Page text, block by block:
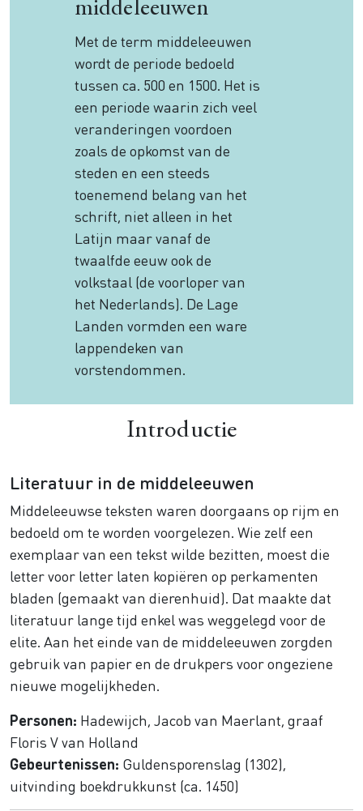
middeleeuwen
Met de term middeleeuwen
wordt de periode bedoeld
tussen ca. 500 en 1500. Het is
een periode waarin zich veel
veranderingen voordoen
zoals de opkomst van de
steden en een steeds
toenemend belang van het
schrift, niet alleen in het
Latijn maar vanaf de
twaalfde eeuw ook de
volkstaal (de voorloper van
het Nederlands). De Lage
Landen vormden een ware
lappendeken van
vorstendommen.
Introductie
Literatuur in de middeleeuwen
Middeleeuwse teksten waren doorgaans op rijm en
bedoeld om te worden voorgelezen. Wie zelf een
exemplaar van een tekst wilde bezitten, moest die
letter voor letter laten kopiëren op perkamenten
bladen (gemaakt van dierenhuid). Dat maakte dat
literatuur lange tijd enkel was weggelegd voor de
elite. Aan het einde van de middeleeuwen zorgden
gebruik van papier en de drukpers voor ongeziene
nieuwe mogelijkheden.
Personen: Hadewijch, Jacob van Maerlant, graaf
Floris V van Holland
Gebeurtenissen: Guldensporenslag (1302),
uitvinding boekdrukkunst (ca. 1450)